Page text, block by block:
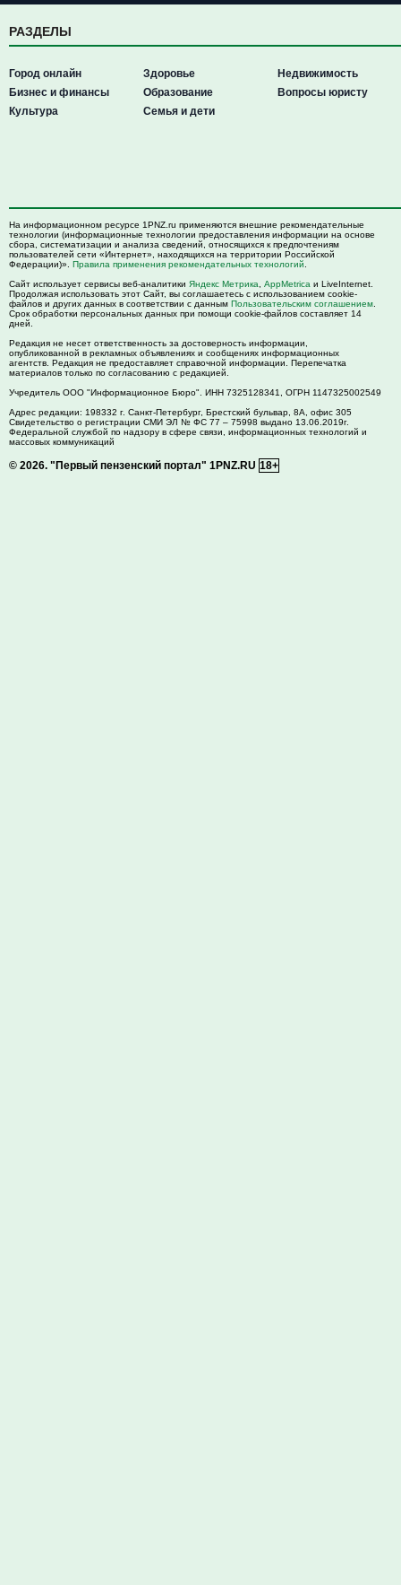
РАЗДЕЛЫ
Город онлайн
Бизнес и финансы
Культура
Здоровье
Образование
Семья и дети
Недвижимость
Вопросы юристу
На информационном ресурсе 1PNZ.ru применяются внешние рекомендательные
технологии (информационные технологии предоставления информации на основе
сбора, систематизации и анализа сведений, относящихся к предпочтениям
пользователей сети «Интернет», находящихся на территории Российской
Федерации)». Правила применения рекомендательных технологий
Сайт использует сервисы веб-аналитики Яндекс Метрика AppMetrica и LiveInternet.
Продолжая использовать этот Сайт, вы соглашаетесь с использованием cookie-
файлов и других данных в соответствии с данным Пользовательским соглашением
Срок обработки персональных данных при помощи cookie-файлов составляет 14
дней.
Редакция не несет ответственность за достоверность информации,
опубликованной в рекламных объявлениях и сообщениях информационных
агентств. Редакция не предоставляет справочной информации. Перепечатка
материалов только по согласованию с редакцией.
Учредитель ООО "Информационное Бюро". ИНН 7325128341, ОГРН 1147325002549
Адрес редакции: 198332 г. Санкт-Петербург, Брестский бульвар, 8А, офис 305
Свидетельство о регистрации СМИ ЭЛ № ФС 77 – 75998 выдано 13.06.2019г.
Федеральной службой по надзору в сфере связи, информационных технологий и
массовых коммуникаций
© 2026. "Первый пензенский портал" 1PNZ.RU 18+